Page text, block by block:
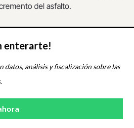
del asfalto.
enterarte!
análisis y fiscalización sobre las